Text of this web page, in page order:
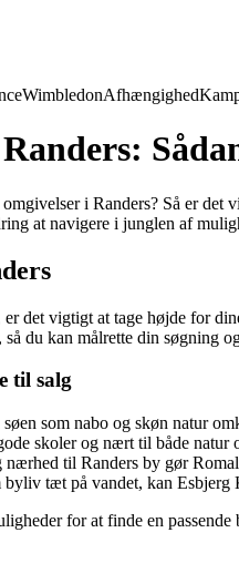
WimbledonAfhængighed
i Randers? Så er
at navigere i junglen af
det vigtigt at tage højde for
du kan målrette din søgning
til salg
som nabo og skøn natur
skoler og nært til både natur
til Randers by gør
tæt på vandet, kan Esbjerg
for at finde en